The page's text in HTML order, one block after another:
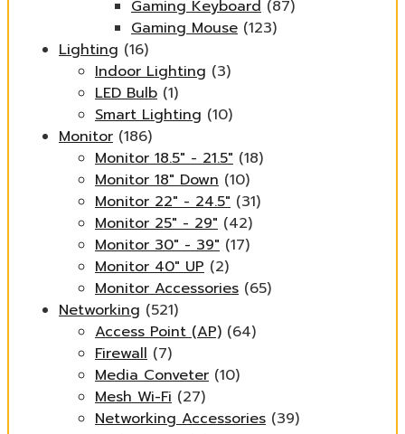
Gaming Keyboard (87)
Gaming Mouse (123)
Lighting (16)
Indoor Lighting (3)
LED Bulb (1)
Smart Lighting (10)
Monitor (186)
Monitor 18.5" - 21.5" (18)
Monitor 18" Down (10)
Monitor 22" - 24.5" (31)
Monitor 25" - 29" (42)
Monitor 30" - 39" (17)
Monitor 40" UP (2)
Monitor Accessories (65)
Networking (521)
Access Point (AP) (64)
Firewall (7)
Media Conveter (10)
Mesh Wi-Fi (27)
Networking Accessories (39)